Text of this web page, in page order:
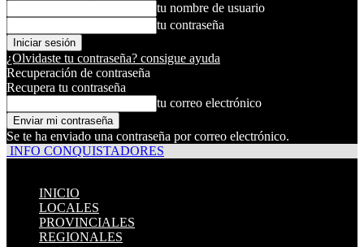
tu nombre de usuario
tu contraseña
¿Olvidaste tu contraseña? consigue ayuda
Recuperación de contraseña
Recupera tu contraseña
tu correo electrónico
Se te ha enviado una contraseña por correo electrónico.
INFO CONQUISTADORES
INICIO
LOCALES
PROVINCIALES
REGIONALES